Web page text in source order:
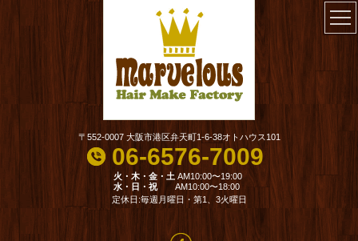
〒552-0007 大阪市港区弁天町1-6-38オトハウス101
06-6576-7009
火・木・金・土 AM10:00〜19:00
水・日・祝
AM10:00〜18:00
定休日:毎週月曜日・第1、3火曜日